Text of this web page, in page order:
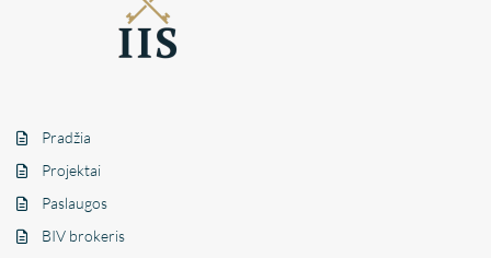
Pradžia
Projektai
Paslaugos
BIV brokeris